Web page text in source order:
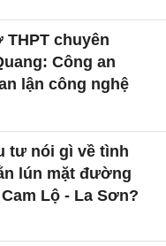
THPT chuyên
Công an
lận công nghệ
tư nói gì về tình
lún mặt đường
Lộ - La Sơn?